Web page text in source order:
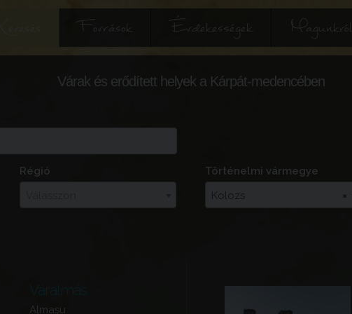
Források Érdekességek Magunkról
Várak és erődített helyek a Kárpát-medencében
Régió
Történelmi vármegye
×
Kolozs
Váralmás
Almaşu